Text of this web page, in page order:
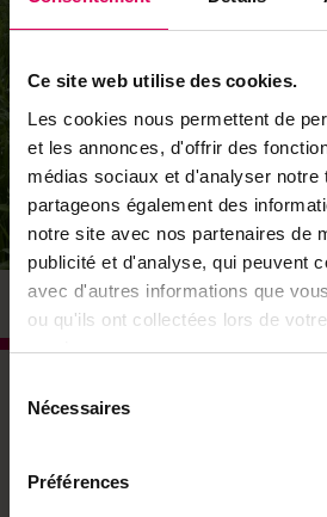
Ce site web utilise des cookies.
Les cookies nous permettent de
et les annonces, d'offrir des
médias sociaux et d'analyser notre
partageons également des
notre site avec nos partenaires de
publicité et d'analyse, qui peuvent
avec d'autres informations que
ou qu'ils ont collectées lors de
services.
Nécessaires
Préférences
© Christian Streit
S
ur ses parcelles bios,
l’association de cultures
lui permet de réduire le
azotés: l’azote fixé par la